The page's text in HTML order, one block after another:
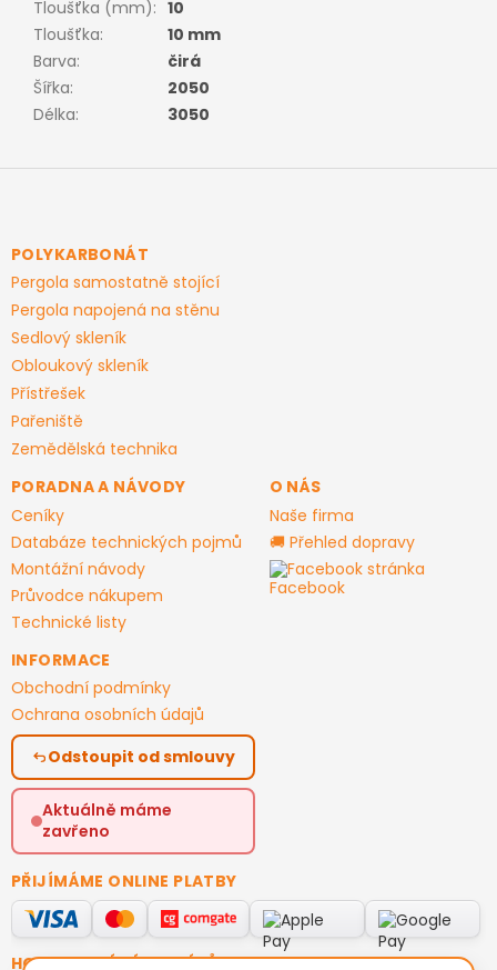
Tloušťka (mm): 10
Tloušťka:
10 mm
Barva:
čirá
Šířka:
2050
Délka: 3050
Z
aPOLYKARBONÁT
Pergola samostatně stojící
Pergola napojená na stěnu
Sedlový skleník
Obloukový skleník
Přístřešek
Pařeniště
Zemědělská technika
PORADNA A NÁVODY
Ceníky
Databáze technických pojmů
Montážní návody
Průvodce nákupem
Technické listy
O NÁS
Naše firma
🚚 Přehled dopravy
Facebook stránka
INFORMACE
Obchodní podmínky
Ochrana osobních údajů
Odstoupit od smlouvy
Aktuálně máme
zavřeno
PŘIJÍMÁME ONLINE PLATBY
HODNOCENÍ ZÁKAZNÍKŮ